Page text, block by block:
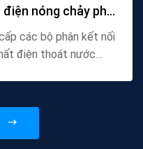
điện nóng chảy phụ
các bộ phận kết nối
điện thoát nước
polyethylene
cao, chất lượng đ...